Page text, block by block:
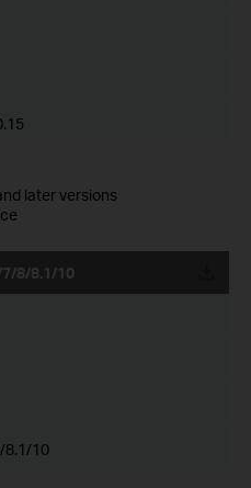
later versions
8/8.1/10
8.1/10